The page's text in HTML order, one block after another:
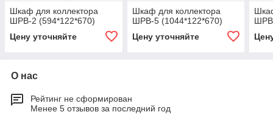
Шкаф для коллектора
ШРВ-2 (594*122*670)
Цену уточняйте
Шкаф для коллектора
ШРВ-5 (1044*122*670)
Цену уточняйте
О нас
Рейтинг не сформирован
Менее 5 отзывов за последний год